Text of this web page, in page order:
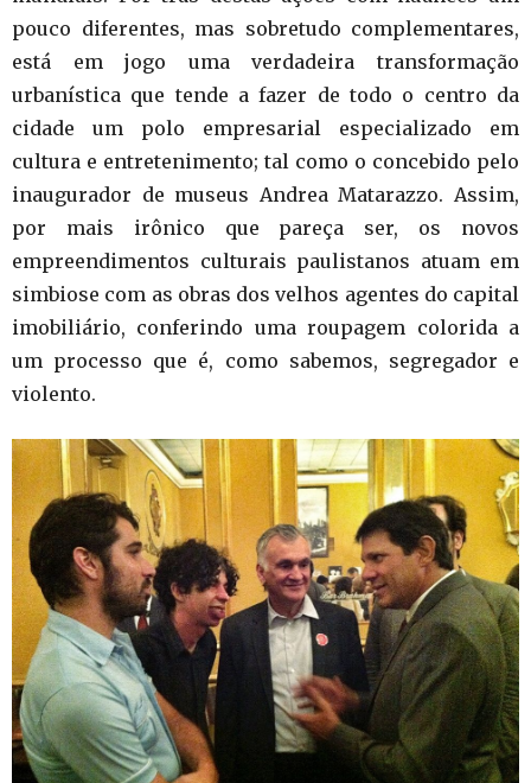
pouco diferentes, mas sobretudo complementares,
está em jogo uma verdadeira transformação
urbanística que tende a fazer de todo o centro da
cidade um polo empresarial especializado em
cultura e entretenimento; tal como o concebido pelo
inaugurador de museus Andrea Matarazzo. Assim,
por mais irônico que pareça ser, os novos
empreendimentos culturais paulistanos atuam em
simbiose com as obras dos velhos agentes do capital
imobiliário, conferindo uma roupagem colorida a
um processo que é, como sabemos, segregador e
violento.